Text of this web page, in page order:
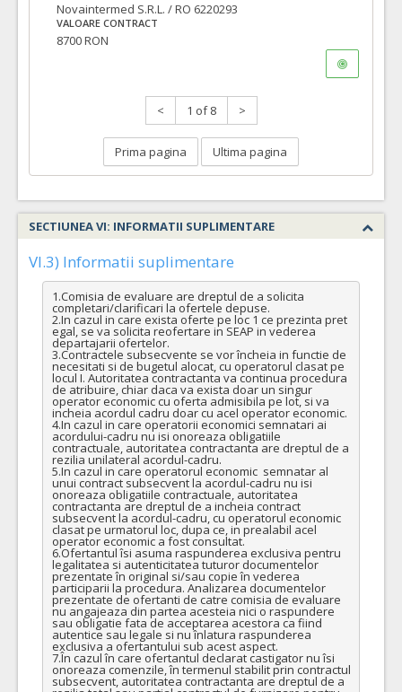
Novaintermed S.R.L. / RO 6220293
VALOARE CONTRACT
8700 RON
< 1 of 8 >
Prima pagina Ultima pagina
SECTIUNEA VI: INFORMATII SUPLIMENTARE
VI.3) Informatii suplimentare
1.Comisia de evaluare are dreptul de a solicita
completari/clarificari la ofertele depuse.
2.In cazul in care exista oferte pe loc 1 ce prezinta pret
egal, se va solicita reofertare in SEAP in vederea
departajarii ofertelor.
3.Contractele subsecvente se vor încheia in functie de
necesitati si de bugetul alocat, cu operatorul clasat pe
locul I. Autoritatea contractanta va continua procedura
de atribuire, chiar daca va exista doar un singur
operator economic cu oferta admisibila pe lot, si va
incheia acordul cadru doar cu acel operator economic.
4.In cazul in care operatorii economici semnatari ai
acordului-cadru nu isi onoreaza obligatiile
contractuale, autoritatea contractanta are dreptul de a
rezilia unilateral acordul-cadru.
5.In cazul in care operatorul economic  semnatar al
unui contract subsecvent la acordul-cadru nu isi
onoreaza obligatiile contractuale, autoritatea
contractanta are dreptul de a incheia contract
subsecvent la acordul-cadru, cu operatorul economic
clasat pe urmatorul loc, dupa ce, in prealabil acel
operator economic a fost consultat.
6.Ofertantul îsi asuma raspunderea exclusiva pentru
legalitatea si autenticitatea tuturor documentelor
prezentate în original si/sau copie în vederea
participarii la procedura. Analizarea documentelor
prezentate de ofertanti de catre comisia de evaluare
nu angajeaza din partea acesteia nici o raspundere
sau obligatie fata de acceptarea acestora ca fiind
autentice sau legale si nu înlatura raspunderea
exclusiva a ofertantului sub acest aspect.
7.În cazul în care ofertantul declarat castigator nu îsi
onoreaza comenzile, în termenul stabilit prin contractul
subsecvent, autoritatea contractanta are dreptul de a